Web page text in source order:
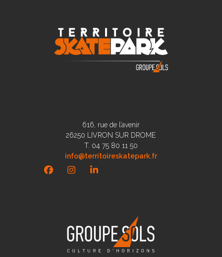
616, rue de l’avenir
26250 LIVRON SUR DROME
T. 04 75 80 11 50
info@territoireskatepark.fr
FacebookInstagramLinkedIn